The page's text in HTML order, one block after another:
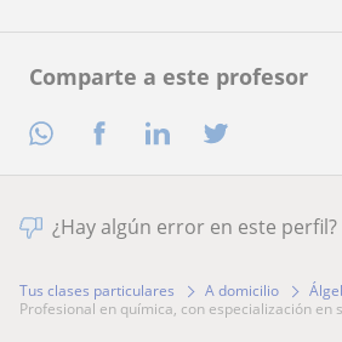
Comparte a este profesor
¿Hay algún error en este perfil?
Tus clases particulares A domicilio
profesional en química, con especialización en